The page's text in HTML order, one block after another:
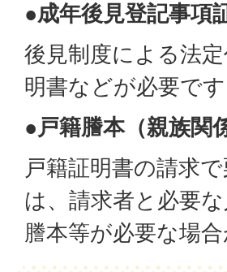
●成年後見登記事項
後見制度による法
明書などが必要です
●戸籍謄本（親族関
戸籍証明書の請求
は、請求者と必要
謄本等が必要な場合